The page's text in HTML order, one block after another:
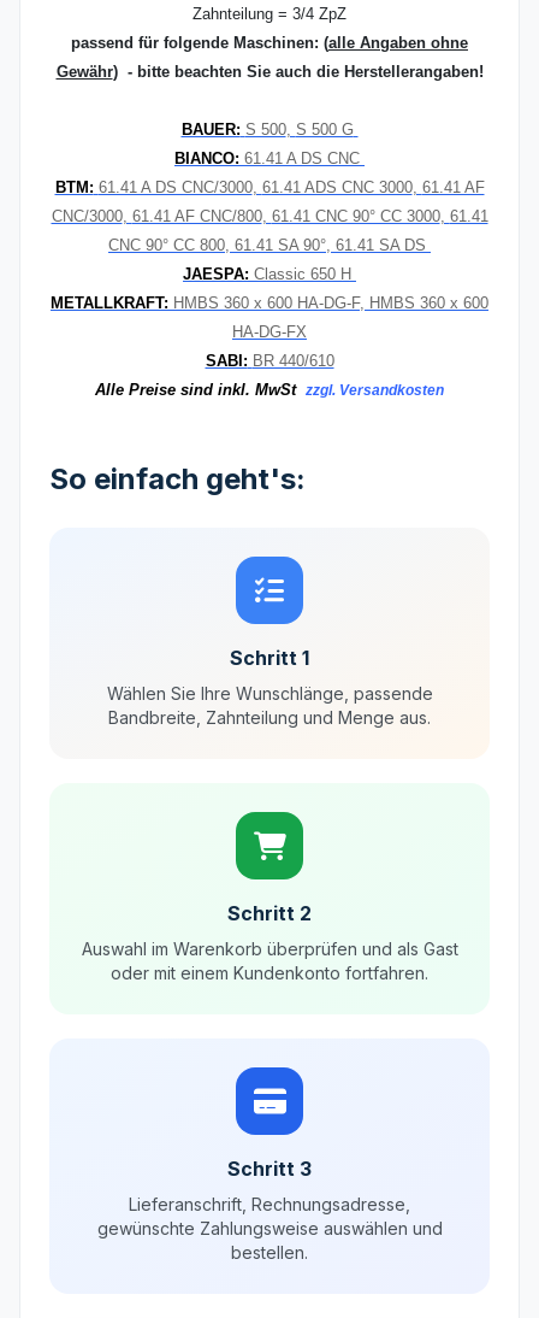
Zahnteilung = 3/4 ZpZ
passend für folgende Maschinen: (alle Angaben ohne
Gewähr) - bitte beachten Sie auch die Herstellerangaben!
BAUER: S 500, S 500 G
BIANCO: 61.41 A DS CNC
BTM: 61.41 A DS CNC/3000, 61.41 ADS CNC 3000, 61.41 AF
CNC/3000, 61.41 AF CNC/800, 61.41 CNC 90° CC 3000, 61.41
CNC 90° CC 800, 61.41 SA 90°, 61.41 SA DS
JAESPA: Classic 650 H
METALLKRAFT: HMBS 360 x 600 HA-DG-F, HMBS 360 x 600
HA-DG-FX
SABI: BR 440/610
Alle Preise sind inkl. MwSt zzgl. Versandkosten
So einfach geht's:
Schritt 1
Wählen Sie Ihre Wunschlänge, passende
Bandbreite, Zahnteilung und Menge aus.
Schritt 2
Auswahl im Warenkorb überprüfen und als Gast
oder mit einem Kundenkonto fortfahren.
Schritt 3
Lieferanschrift, Rechnungsadresse,
gewünschte Zahlungsweise auswählen und
bestellen.